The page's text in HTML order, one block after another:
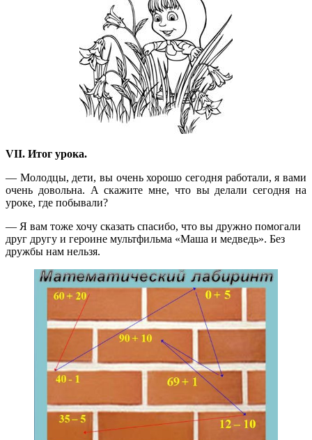
VII. Итог урока.
— Молодцы, дети, вы очень хорошо сегодня работали, я вами
очень довольна. А скажите мне, что вы делали сегодня на
уроке, где побывали?
— Я вам тоже хочу сказать спасибо, что вы дружно помогали
друг другу и героине мультфильма «Маша и медведь». Без
дружбы нам нельзя.